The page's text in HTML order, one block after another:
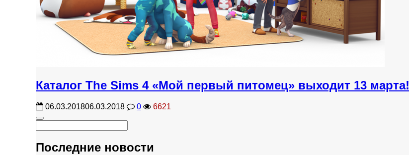
Каталог The Sims 4 «Мой первый питомец» выходит 13 марта!
06.03.201806.03.2018 0 6621
Последние новости